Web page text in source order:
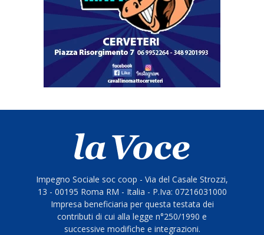
Impegno Sociale soc coop - Via del Casale Strozzi,
13 - 00195 Roma RM - Italia - P.Iva: 07216031000
Impresa beneficiaria per questa testata dei
contributi di cui alla legge n°250/1990 e
successive modifiche e integrazioni.